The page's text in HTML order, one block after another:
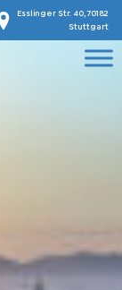
Esslinger Str. 40, 70182
Stuttgart